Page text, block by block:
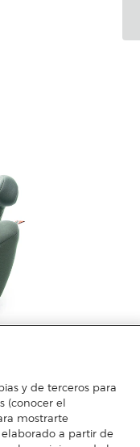
y de terceros para
(conocer el
mostrarte
a partir de